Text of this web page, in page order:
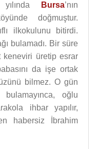
Bursa’nın
doğmuştur.
ilkokulunu bitirdi.
bulamadı. Bir süre
keneviri üretip esrar
da işe ortak
bilmez. O gün
oğlu
ihbar yapılır,
habersiz İbrahim